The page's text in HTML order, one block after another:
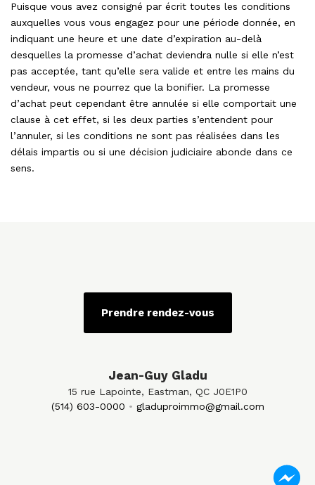
Puisque vous avez consigné par écrit toutes les conditions
auxquelles vous vous engagez pour une période donnée, en
indiquant une heure et une date d’expiration au-delà
desquelles la promesse d’achat deviendra nulle si elle n’est
pas acceptée, tant qu’elle sera valide et entre les mains du
vendeur, vous ne pourrez que la bonifier. La promesse
d’achat peut cependant être annulée si elle comportait une
clause à cet effet, si les deux parties s’entendent pour
l’annuler, si les conditions ne sont pas réalisées dans les
délais impartis ou si une décision judiciaire abonde dans ce
sens.
Prendre rendez-vous
Jean-Guy Gladu
15 rue Lapointe, Eastman, QC J0E1P0
(514) 603-0000
gladuproimmo@gmail.com